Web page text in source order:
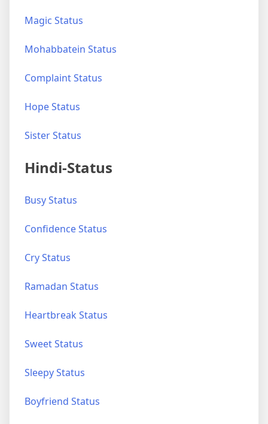
Magic Status
Mohabbatein Status
Complaint Status
Hope Status
Sister Status
Hindi-Status
Busy Status
Confidence Status
Cry Status
Ramadan Status
Heartbreak Status
Sweet Status
Sleepy Status
Boyfriend Status